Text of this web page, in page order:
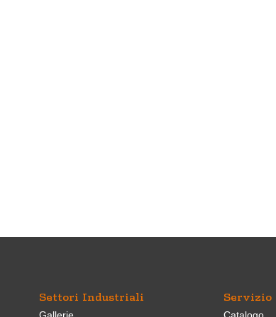
Settori Industriali Servizio